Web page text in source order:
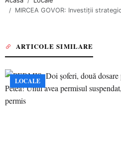
MIRCEA GOVOR: Investiții
ARTICOLE SIMILARE
LOCALE